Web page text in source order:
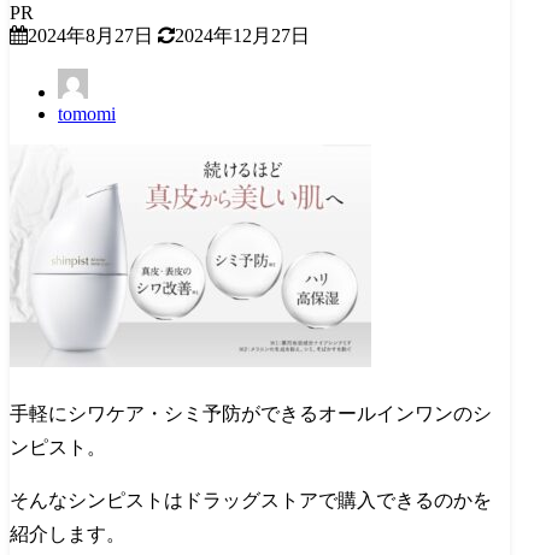
PR
2024年8月27日
2024年12月27日
tomomi
手軽にシワケア・シミ予防ができるオールインワンのシ
ンピスト。
そんなシンピストはドラッグストアで購入できるのかを
紹介します。